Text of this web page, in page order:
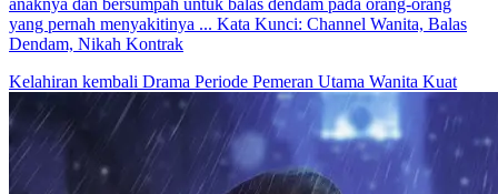
anaknya dan bersumpah untuk balas dendam pada orang-orang
yang pernah menyakitinya ... Kata Kunci: Channel Wanita, Balas
Dendam, Nikah Kontrak
Kelahiran kembali Drama Periode Pemeran Utama Wanita Kuat